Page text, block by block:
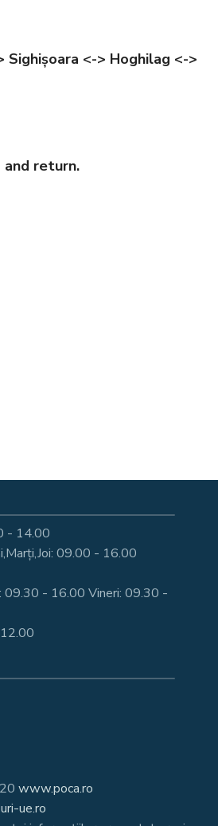
<-> Hoghilag <->
and return.
- 14.00
09.00 - 16.00
09.30 - 16.00 Vineri: 09.30 -
www.poca.ro
ue.ro